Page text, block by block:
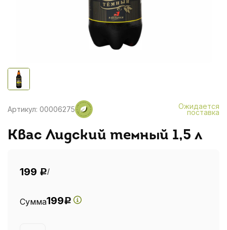
Артикул: 00006275 Ожидается
поставка
Квас Лидский темный 1,5 л
199 Р/
Сумма199Р